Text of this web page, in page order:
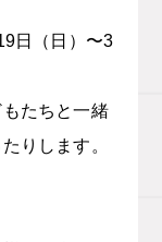
日（日）〜3
たちと一緒
りします。